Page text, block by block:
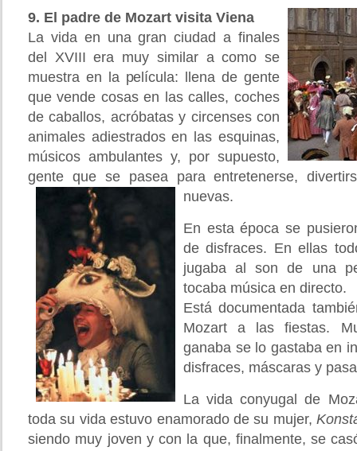
9. El padre de Mozart visita Viena
La vida en una gran ciudad a finales
del XVIII era muy similar a como se
muestra en la película: llena de gente
que vende cosas en las calles, coches
de caballos, acróbatas y circenses con
animales adiestrados en las esquinas,
músicos ambulantes y, por supuesto,
gente que se pasea para entretenerse,
nuevas.
En esta época se
de disfraces. En ellas
jugaba al son de una
tocaba música en directo.
Está documentada
Mozart a las fiestas.
ganaba se lo gastaba en
disfraces, máscaras y
La vida conyugal de
toda su vida estuvo enamorado de su mujer,
siendo muy joven y con la que, finalmente, se